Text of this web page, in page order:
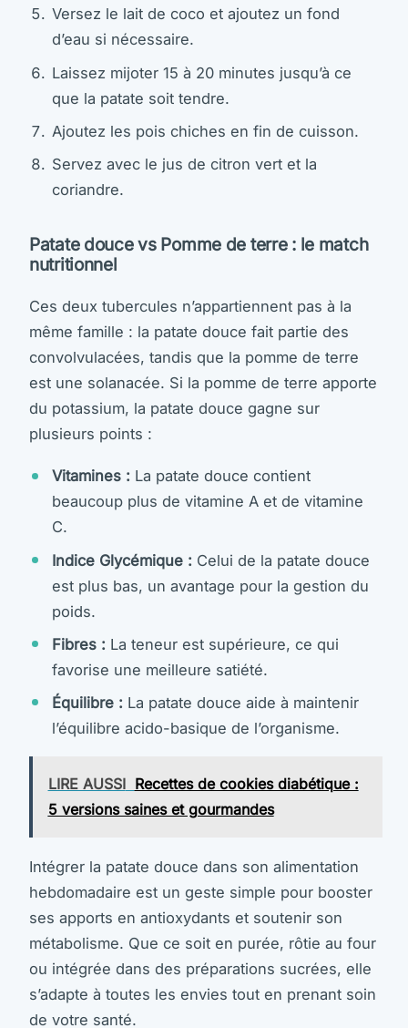
Versez le lait de coco et ajoutez un fond
d’eau si nécessaire.
Laissez mijoter 15 à 20 minutes jusqu’à ce
que la patate soit tendre.
Ajoutez les pois chiches en fin de cuisson.
Servez avec le jus de citron vert et la
coriandre.
Patate douce vs Pomme de terre : le match
nutritionnel
Ces deux tubercules n’appartiennent pas à la
même famille : la patate douce fait partie des
convolvulacées, tandis que la pomme de terre
est une solanacée. Si la pomme de terre apporte
du potassium, la patate douce gagne sur
plusieurs points :
Vitamines : La patate douce contient
beaucoup plus de vitamine A et de vitamine
C.
Indice Glycémique : Celui de la patate douce
est plus bas, un avantage pour la gestion du
poids.
Fibres : La teneur est supérieure, ce qui
favorise une meilleure satiété.
Équilibre : La patate douce aide à maintenir
l’équilibre acido-basique de l’organisme.
LIRE AUSSI Recettes de cookies diabétique :
5 versions saines et gourmandes
Intégrer la patate douce dans son alimentation
hebdomadaire est un geste simple pour booster
ses apports en antioxydants et soutenir son
métabolisme. Que ce soit en purée, rôtie au four
ou intégrée dans des préparations sucrées, elle
s’adapte à toutes les envies tout en prenant soin
de votre santé.